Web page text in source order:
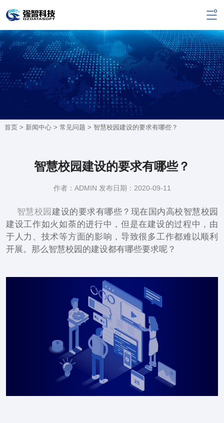
首页 > 新闻中心> 常见问题 > 智慧校园建设的要求有哪些？
智慧校园建设的要求有哪些？
作者：ADMIN 发布日期：2020-09-11
智慧校园 建设的要求有哪些？现在国内高校智慧校园
建设工作如火如荼的进行中，但是在建设的过程中，由
于人力、技术等方面的影响，导致很多工作都难以顺利
开展。那么智慧校园的建设都有哪些要求呢？